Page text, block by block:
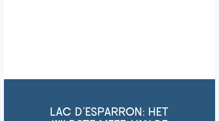
LAC D’ESPARRON: HET